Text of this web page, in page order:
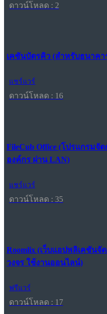
ดาวน์โหลด : 2
เคชันบัตรคิว (สำหรับธนาค
แชร์แวร์
ดาวน์โหลด : 16
FileCub Office (โปรแกรมจั
องค์กร ผ่าน LAN)
แชร์แวร์
ดาวน์โหลด : 35
Roomlix (เว็บแอปพลิเคชัน
วงจร ใช้งานออนไลน์)
ฟรีแวร์
ดาวน์โหลด : 17